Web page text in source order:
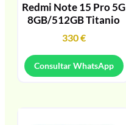
Redmi Note 15 Pro 5G
8GB/512GB Titanio
330€
Consultar WhatsApp